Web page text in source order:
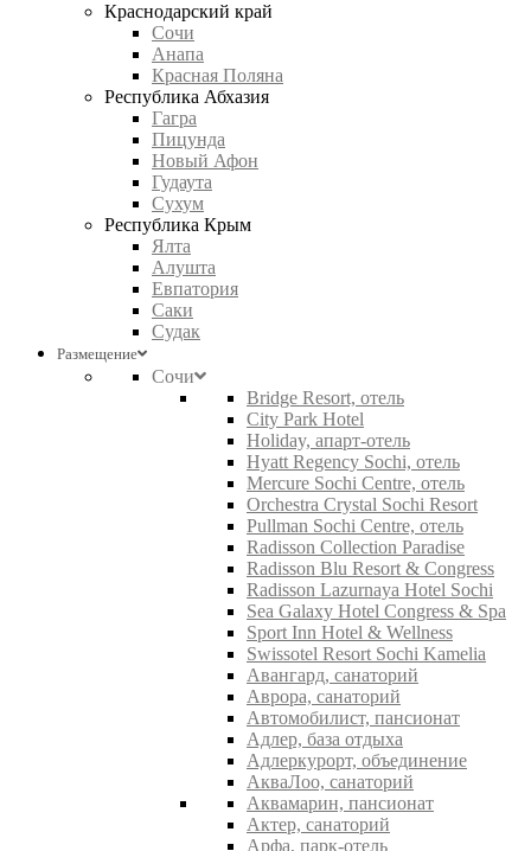
Краснодарский край
Сочи
Анапа
Красная Поляна
Республика Абхазия
Гагра
Пицунда
Новый Афон
Гудаута
Сухум
Республика Крым
Ялта
Алушта
Евпатория
Саки
Судак
Размещение
Сочи
Bridge Resort, отель
City Park Hotel
Holiday, апарт-отель
Hyatt Regency Sochi, отель
Mercure Sochi Centre, отель
Orchestra Crystal Sochi Resort
Pullman Sochi Centre, отель
Radisson Collection Paradise
Radisson Blu Resort & Congress
Radisson Lazurnaya Hotel Sochi
Sea Galaxy Hotel Congress & Spa
Sport Inn Hotel & Wellness
Swissotel Resort Sochi Kamelia
Авангард, санаторий
Аврора, санаторий
Автомобилист, пансионат
Адлер, база отдыха
Адлеркурорт, объединение
АкваЛоо, санаторий
Аквамарин, пансионат
Актер, санаторий
Арфа, парк-отель